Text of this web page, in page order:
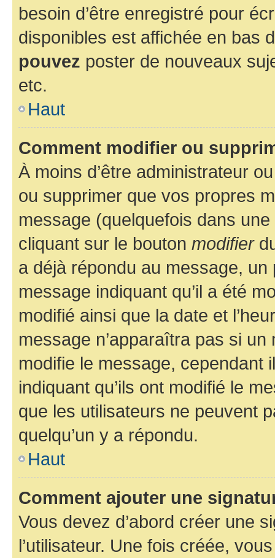
besoin d’être enregistré pour
disponibles est affichée en bas
pouvez poster de nouveaux
etc.
Haut
Comment modifier ou
À moins d’être administrateur
ou supprimer que vos propres
message (quelquefois dans
cliquant sur le bouton modifier
a déjà répondu au message, un
message indiquant qu’il a été
modifié ainsi que la date et
message n’apparaîtra pas si
modifie le message, cependant
indiquant qu’ils ont modifié le
que les utilisateurs ne peuvent
quelqu’un y a répondu.
Haut
Comment ajouter une
Vous devez d’abord créer une
l’utilisateur. Une fois créée,